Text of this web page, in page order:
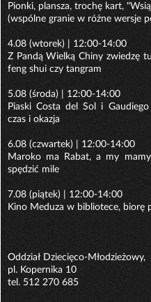
Pionki, plansza, trochę kart,
(wspólne granie w różne wersje
4.08 (wtorek) | 12:00-14:00
Z Pandą Wielką Chiny zwiedzę
feng shui czy tangram
5.08 (środa) | 12:00-14:00
Piaski Costa del Sol i
czas i okazja
6.08 (czwartek) | 12:00-14:00
Maroko ma Rabat, a my
spędzić mile
7.08 (piątek) | 12:00-14:00
Kino Meduza w bibliotece, biorę
Oddział Dziecięco-Młodzieżowy,
pl. Kopernika 10
tel. 512 270 685